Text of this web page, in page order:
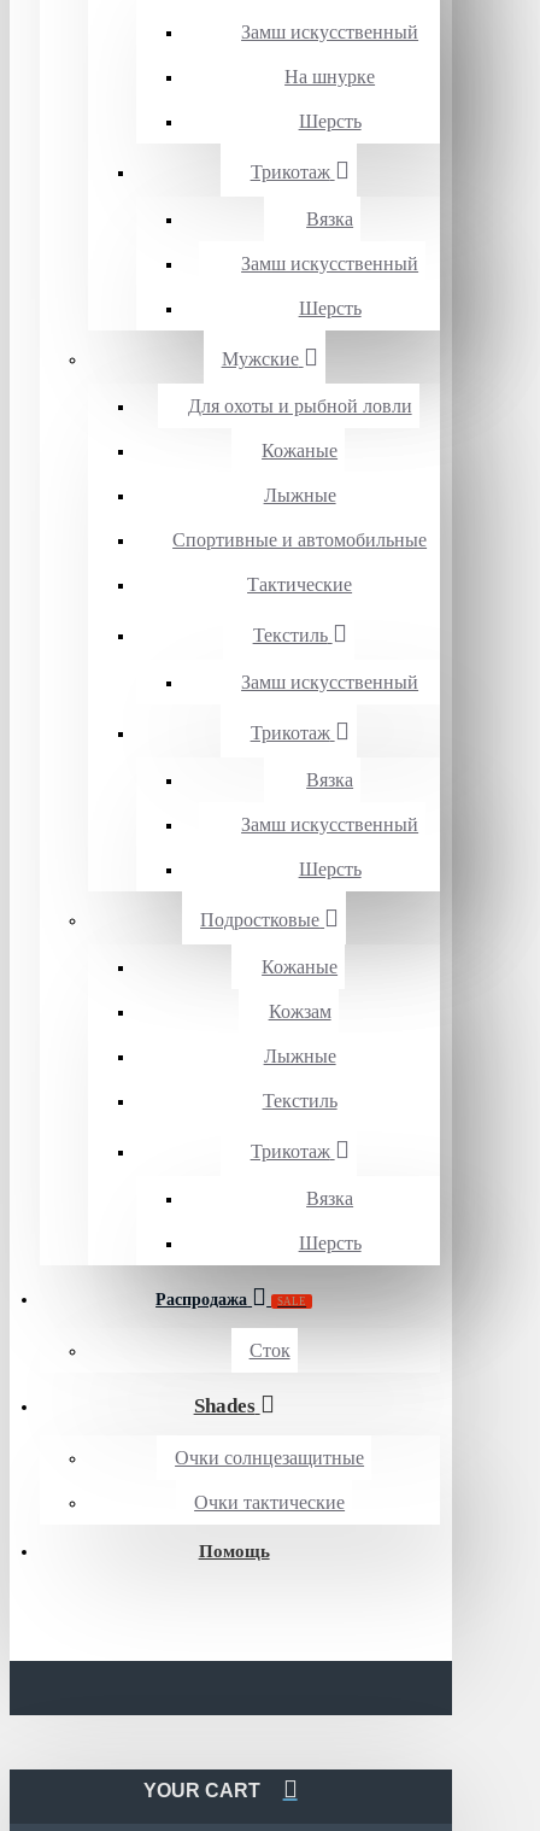
Замш искусственный
На шнурке
Шерсть
Трикотаж
Вязка
Замш искусственный
Шерсть
Мужские
Для охоты и рыбной ловли
Кожаные
Лыжные
Спортивные и автомобильные
Тактические
Текстиль
Замш искусственный
Трикотаж
Вязка
Замш искусственный
Шерсть
Подростковые
Кожаные
Кожзам
Лыжные
Текстиль
Трикотаж
Вязка
Шерсть
Распродажа SALE
Сток
Shades
Очки солнцезащитные
Очки тактические
Помощь
YOUR CART